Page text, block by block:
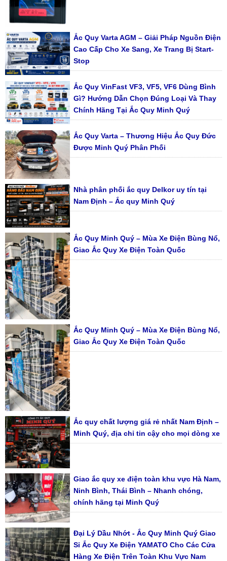
Ắc Quy Varta AGM – Giải Pháp Nguồn Điện
Cao Cấp Cho Xe Sang, Xe Trang Bị Start-
Stop
Ắc Quy VinFast VF3, VF5, VF6 Dùng Bình
Gì? Hướng Dẫn Chọn Đúng Loại Và Thay
Chính Hãng Tại Ắc Quy Minh Quý
Ắc Quy Varta – Thương Hiệu Ắc Quy Đức
Được Minh Quý Phân Phối
Nhà phân phối ắc quy Delkor uy tín tại
Nam Định – Ắc quy Minh Quý
Ắc Quy Minh Quý – Mùa Xe Điện Bùng Nổ,
Giao Ắc Quy Xe Điện Toàn Quốc
Ắc Quy Minh Quý – Mùa Xe Điện Bùng Nổ,
Giao Ắc Quy Xe Điện Toàn Quốc
Ắc quy chất lượng giá rẻ nhất Nam Định –
Minh Quý, địa chỉ tin cậy cho mọi dòng xe
Giao ắc quy xe điện toàn khu vực Hà Nam,
Ninh Bình, Thái Bình – Nhanh chóng,
chính hãng tại Minh Quý
Đại Lý Dầu Nhớt - Ắc Quy Minh Quý Giao
Sỉ Ắc Quy Xe Điện YAMATO Cho Các Cửa
Hàng Xe Điện Trên Toàn Khu Vực Nam